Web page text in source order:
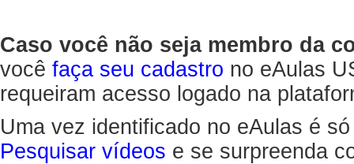
Caso você não seja membro da
você faça seu cadastro no eAulas
requeiram acesso logado na
Uma vez identificado no eAulas é
Pesquisar vídeos e se surpreenda